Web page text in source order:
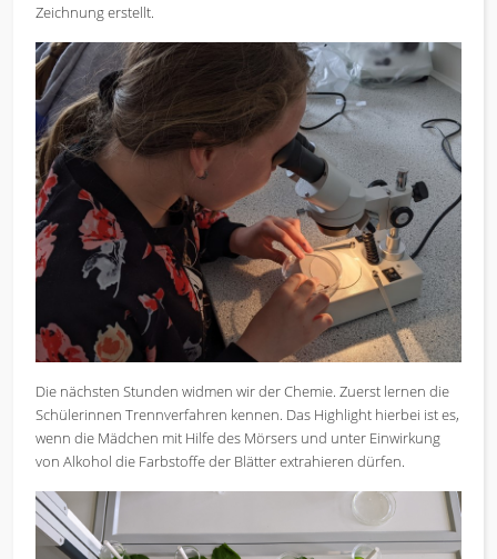
Zeichnung erstellt.
Die nächsten Stunden widmen wir der Chemie. Zuerst lernen die
Schülerinnen Trennverfahren kennen. Das Highlight hierbei ist es,
wenn die Mädchen mit Hilfe des Mörsers und unter Einwirkung
von Alkohol die Farbstoffe der Blätter extrahieren dürfen.